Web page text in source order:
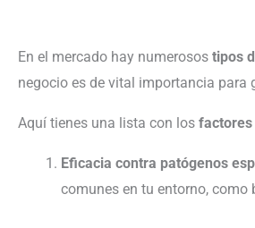
En el mercado hay numerosos tipos
negocio es de vital importancia
Aquí tienes una lista con los factores
Eficacia contra patógenos
comunes en tu entorno,